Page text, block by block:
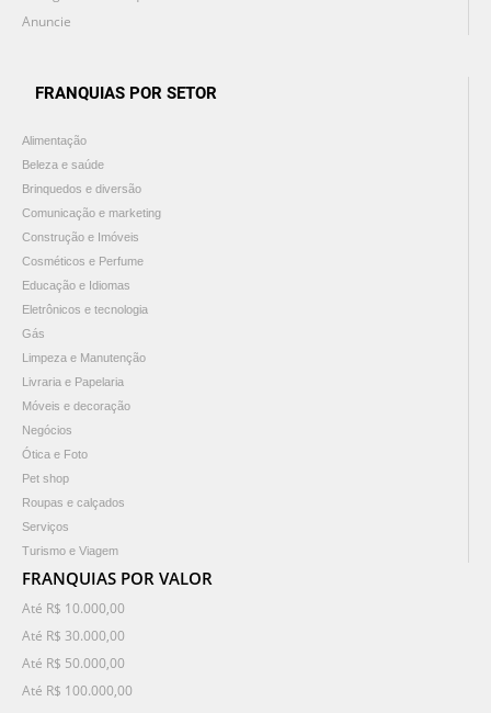
Anuncie
FRANQUIAS POR SETOR
Alimentação
Beleza e saúde
Brinquedos e diversão
Comunicação e marketing
Construção e Imóveis
Cosméticos e Perfume
Educação e Idiomas
Eletrônicos e tecnologia
Gás
Limpeza e Manutenção
Livraria e Papelaria
Móveis e decoração
Negócios
Ótica e Foto
Pet shop
Roupas e calçados
Serviços
Turismo e Viagem
FRANQUIAS POR VALOR
Até R$ 10.000,00
Até R$ 30.000,00
Até R$ 50.000,00
Até R$ 100.000,00